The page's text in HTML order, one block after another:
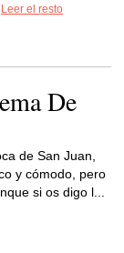
Leer el resto
De
de San Juan,
y cómodo, pero
si os digo l...